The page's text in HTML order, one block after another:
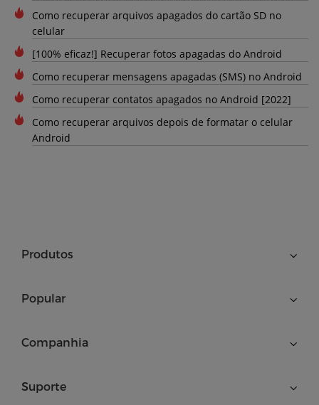
Como recuperar arquivos apagados do cartão SD no
celular
[100% eficaz!] Recuperar fotos apagadas do Android
Como recuperar mensagens apagadas (SMS) no Android
Como recuperar contatos apagados no Android [2022]
Como recuperar arquivos depois de formatar o celular
Android
Produtos
Popular
Companhia
Suporte